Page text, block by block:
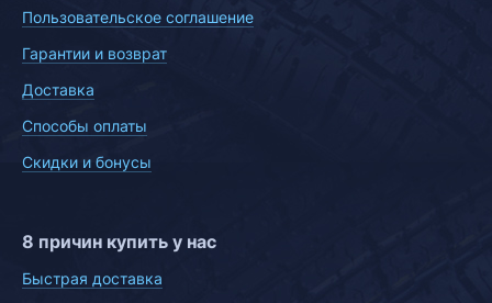
Пользовательское соглашение
Гарантии и возврат
Доставка
Способы оплаты
Скидки и бонусы
8 причин купить у нас
Быстрая доставка